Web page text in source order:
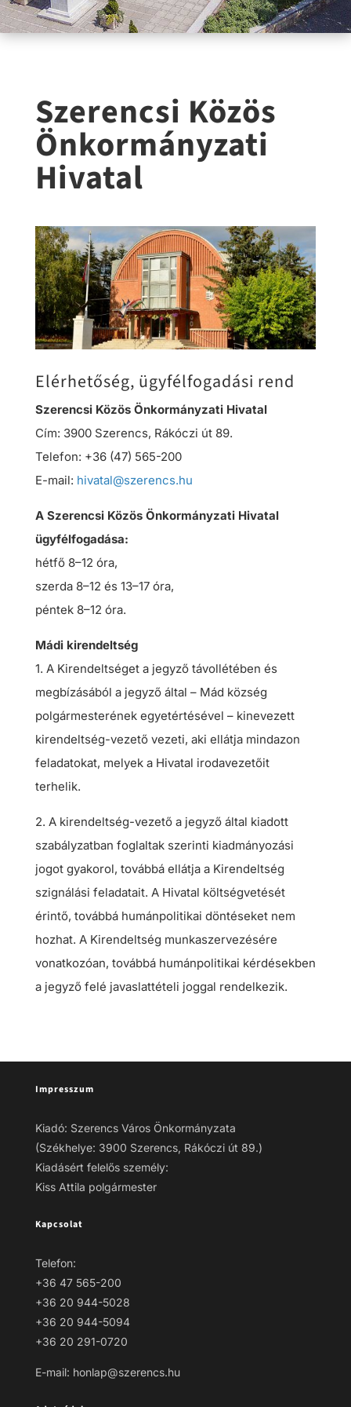
Szerencsi Közös
Önkormányzati
Hivatal
Elérhetőség, ügyfélfogadási rend
Szerencsi Közös Önkormányzati Hivatal
Cím: 3900 Szerencs, Rákóczi út 89.
Telefon: +36 (47) 565-200
E-mail: hivatal@szerencs.hu
A Szerencsi Közös Önkormányzati Hivatal
ügyfélfogadása:
hétfő 8–12 óra,
szerda 8–12 és 13–17 óra,
péntek 8–12 óra.
Mádi kirendeltség
1. A Kirendeltséget a jegyző távollétében és
megbízásából a jegyző által – Mád község
polgármesterének egyetértésével – kinevezett
kirendeltség-vezető vezeti, aki ellátja mindazon
feladatokat, melyek a Hivatal irodavezetőit
terhelik.
2. A kirendeltség-vezető a jegyző által kiadott
szabályzatban foglaltak szerinti kiadmányozási
jogot gyakorol, továbbá ellátja a Kirendeltség
szignálási feladatait. A Hivatal költségvetését
érintő, továbbá humánpolitikai döntéseket nem
hozhat. A Kirendeltség munkaszervezésére
vonatkozóan, továbbá humánpolitikai kérdésekben
a jegyző felé javaslattételi joggal rendelkezik.
Impresszum
Kiadó: Szerencs Város Önkormányzata
(Székhelye: 3900 Szerencs, Rákóczi út 89.)
Kiadásért felelős személy:
Kiss Attila polgármester
Kapcsolat
Telefon:
+36 47 565-200
+36 20 944-5028
+36 20 944-5094
+36 20 291-0720
E-mail: honlap@szerencs.hu